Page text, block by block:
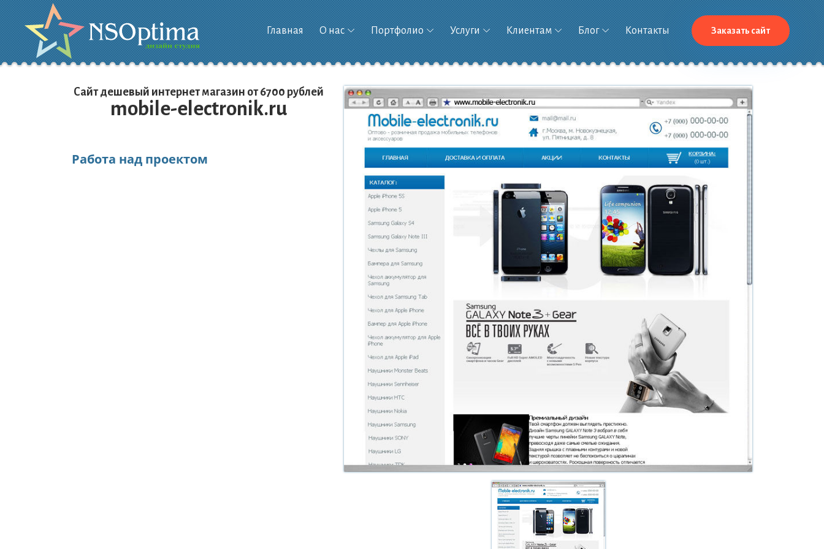
Главная О нас Портфолио Услуги Клиентам Блог Контакты Заказать сайт
Сайт дешевый интернет магазин от 6700 рублей
mobile-electronik.ru
Работа над проектом